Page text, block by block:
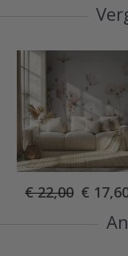
€ 22,00 Special
Price
€